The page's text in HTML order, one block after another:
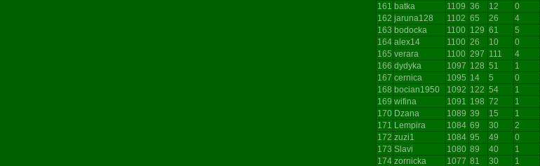
161 batka 1109 36 12 0
162 jaruna128 1102 65 26 4
163 bodocka 1100 129 61 5
164 alex14 1100 26 10 0
165 verara 1100 297 111 4
166 dydyka 1097 128 51 1
167 cernica 1095 14 5 0
168 bocian1950 1092 122 54 1
169 wifina 1091 198 72 1
170 Dzana 1089 39 15 1
171 Lempira 1084 69 30 2
172 zuzi1 1084 95 49 0
173 Slavi 1080 89 40 1
174 zornicka 1077 81 30 1